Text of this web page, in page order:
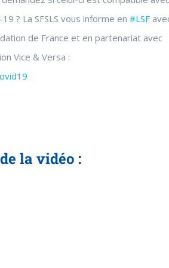
? La SFSLS vous informe en #LSF
de France et en partenariat avec
Vice & Versa :
la vidéo :